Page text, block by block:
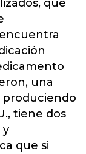
que
una
produciendo
tiene dos
y
que si